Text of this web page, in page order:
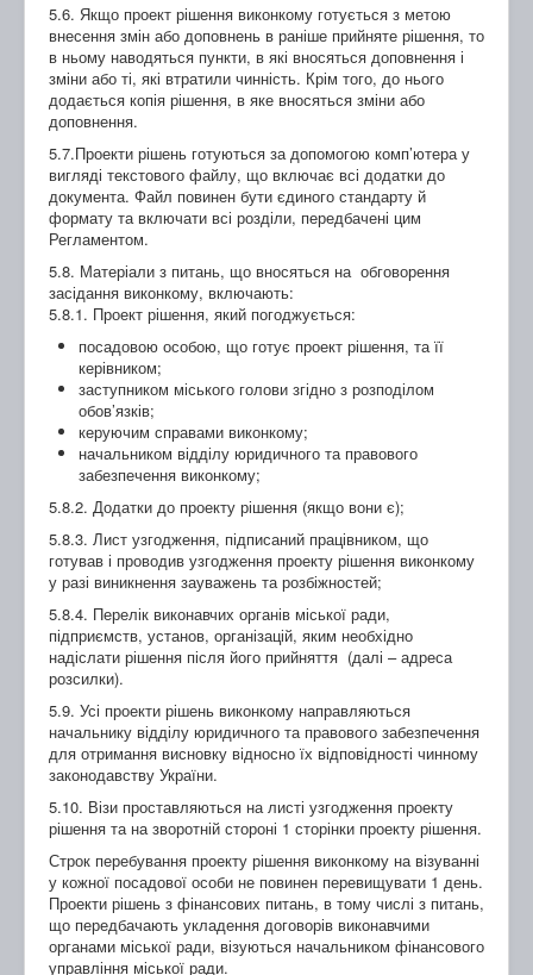
5.6. Якщо проект рішення виконкому готується з метою
внесення змін або доповнень в раніше прийняте рішення, то
в ньому наводяться пункти, в які вносяться доповнення і
зміни або ті, які втратили чинність. Крім того, до нього
додається копія рішення, в яке вносяться зміни або
доповнення.
5.7.Проекти рішень готуються за допомогою комп’ютера у
вигляді текстового файлу, що включає всі додатки до
документа. Файл повинен бути єдиного стандарту й
формату та включати всі розділи, передбачені цим
Регламентом.
5.8. Матеріали з питань, що вносяться на обговорення
засідання виконкому, включають:
5.8.1. Проект рішення, який погоджується:
посадовою особою, що готує проект рішення, та її
керівником;
заступником міського голови згідно з розподілом
обов’язків;
керуючим справами виконкому;
начальником відділу юридичного та правового
забезпечення виконкому;
5.8.2. Додатки до проекту рішення (якщо вони є);
5.8.3. Лист узгодження, підписаний працівником, що
готував і проводив узгодження проекту рішення виконкому
у разі виникнення зауважень та розбіжностей;
5.8.4. Перелік виконавчих органів міської ради,
підприємств, установ, організацій, яким необхідно
надіслати рішення після його прийняття (далі – адреса
розсилки).
5.9. Усі проекти рішень виконкому направляються
начальнику відділу юридичного та правового забезпечення
для отримання висновку відносно їх відповідності чинному
законодавству України.
5.10. Візи проставляються на листі узгодження проекту
рішення та на зворотній стороні 1 сторінки проекту рішення.
Строк перебування проекту рішення виконкому на візуванні
у кожної посадової особи не повинен перевищувати 1 день.
Проекти рішень з фінансових питань, в тому числі з питань,
що передбачають укладення договорів виконавчими
органами міської ради, візуються начальником фінансового
управління міської ради.